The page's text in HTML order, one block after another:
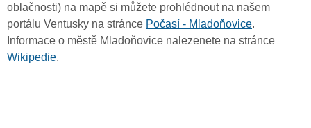
oblačnosti) na mapě si můžete prohlédnout na našem
portálu Ventusky na stránce Počasí - Mladoňovice.
Informace o městě Mladoňovice nalezenete na stránce
Wikipedie.